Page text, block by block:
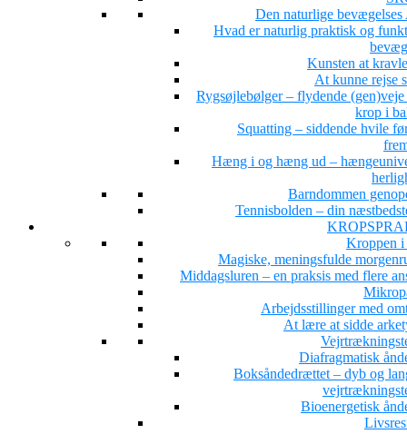
Den naturlige
Hvad er naturlig praktisk og
Kunsten at
At kunne rejse
Rygsøjlebølger – flydende
krop i
Squatting – siddende hvile
Hæng i og hæng ud –
Barndommen
Tennisbolden – din
Kroppen i
Magiske, meningsfulde
Middagsluren – en praksis med flere
Arbejdsstillinger med
At lære at sidde
Diafragmatisk
Boksåndedrættet – dyb og
Bioenergetisk